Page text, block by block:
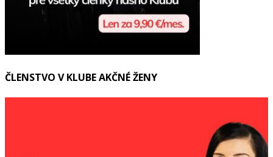
ČLENSTVO V KLUBE AKČNÉ ŽENY